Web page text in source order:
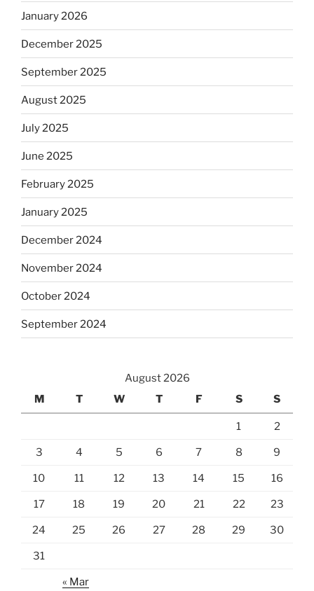
January 2026
December 2025
September 2025
August 2025
July 2025
June 2025
February 2025
January 2025
December 2024
November 2024
October 2024
September 2024
August 2026
M
T W T F S S
1 2
3 4 5 6 7 8 9
10 11 12 13 14 15 16
17 18 19 20 21 22 23
24 25 26 27 28 29 30
31
« Mar